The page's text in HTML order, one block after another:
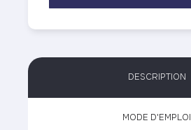
DESCRIPTION
MODE D'EMPLOI